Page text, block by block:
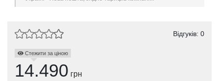
Відгуків: 0
Стежити за ціною
14.490 грн